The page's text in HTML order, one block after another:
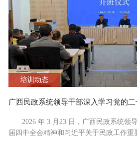
培训动态
2026 年 3 月23 日，广西民政系统领
届四中全会精神和习近平关于民政工作重